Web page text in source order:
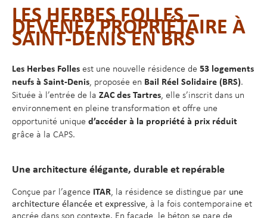
LES HERBES FOLLES –
DEVENEZ PROPRIÉTAIRE À
SAINT-DENIS EN BRS
Les Herbes Folles est une nouvelle résidence de 53 logements
neufs à Saint-Denis, proposée en Bail Réel Solidaire (BRS).
Située à l’entrée de la ZAC des Tartres, elle s’inscrit dans un
environnement en pleine transformation et offre une
opportunité unique d’accéder à la propriété à prix réduit
grâce à la CAPS.
Une architecture élégante, durable et repérable
Conçue par l’agence ITAR, la résidence se distingue par une
architecture élancée et expressive, à la fois contemporaine et
ancrée dans son contexte. En façade, le béton se pare de